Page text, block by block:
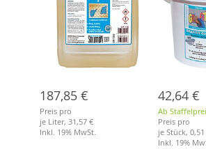
187,85 €
Preis pro
je Liter, 31,57 €
Inkl. 19% MwSt.
42,64 €
Ab
Preis pro
je Stück,
Inkl. 19%